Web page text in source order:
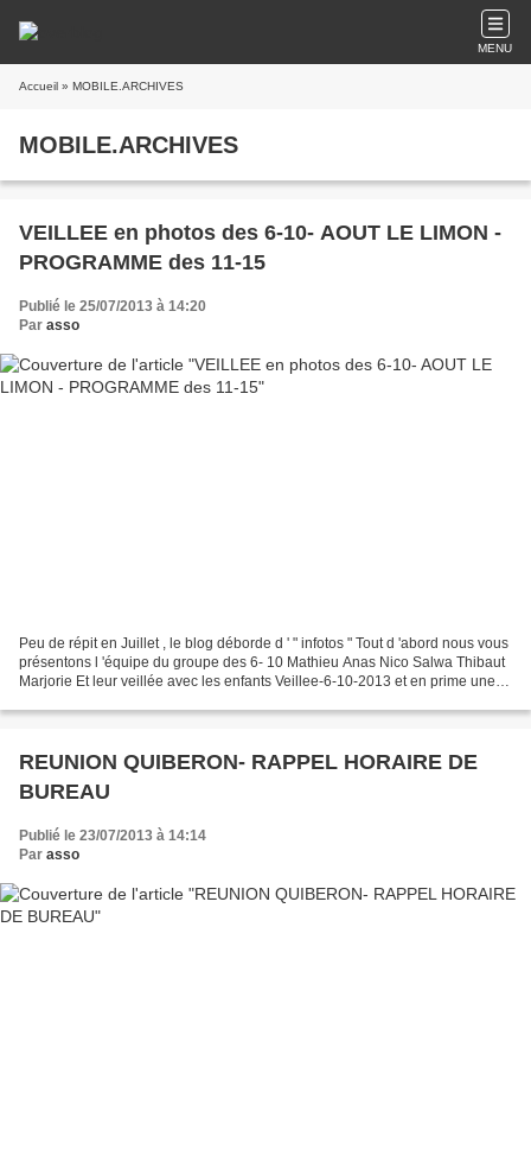
MENU
Accueil » MOBILE.ARCHIVES
MOBILE.ARCHIVES
VEILLEE en photos des 6-10- AOUT LE LIMON -
PROGRAMME des 11-15
Publié le 25/07/2013 à 14:20
Par asso
Peu de répit en Juillet , le blog déborde d ' " infotos " Tout d 'abord nous vous
présentons l 'équipe du groupe des 6- 10 Mathieu Anas Nico Salwa Thibaut
Marjorie Et leur veillée avec les enfants Veillee-6-10-2013 et en prime une
REUNION QUIBERON- RAPPEL HORAIRE DE
BUREAU
Publié le 23/07/2013 à 14:14
Par asso